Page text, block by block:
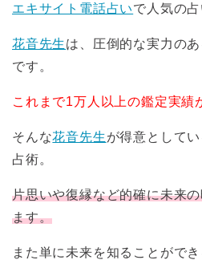
エキサイト電話占いで人気の占
花音先生は、圧倒的な実力の
です。
これまで1万人以上の鑑定実績
そんな花音先生が得意として
占術。
片思いや復縁など的確に未来
ます。
また単に未来を知ることができ